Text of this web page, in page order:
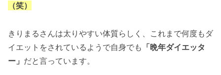
（笑）
きりまるさんは太りやすい体質らしく、これまで何度もダ
イエットをされているようで自身でも 「晩年ダイエッタ
ー」 だと言っています。